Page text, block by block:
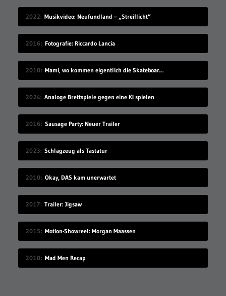
2022 Musikvideo: Neufundland – „Streiflicht“
2016 Fotografie: Riccardo Lancia
2010 Mami, wo kommen eigentlich die Skateboards her?
2024 Analoge Brettspiele gegen eine KI spielen
2016 Sausage Party: Neuer Trailer
2023 Schlagzeug als Tastatur
2010 Okay, DAS kam unerwartet
2017 Trailer: Jigsaw
2015 Motion-Showreel: Morgan Maassen
2010 Mad Men Recap